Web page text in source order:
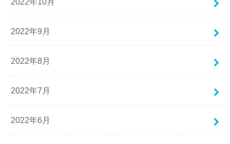
2022年9月
2022年8月
2022年7月
2022年6月